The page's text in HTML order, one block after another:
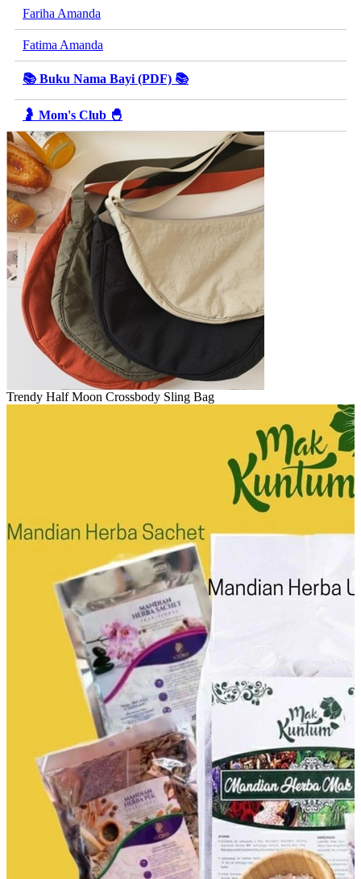
Fariha Amanda
Fatima Amanda
📚 Buku Nama Bayi (PDF) 📚
🤰 Mom's Club 🐣
Trendy Half Moon Crossbody Sling Bag